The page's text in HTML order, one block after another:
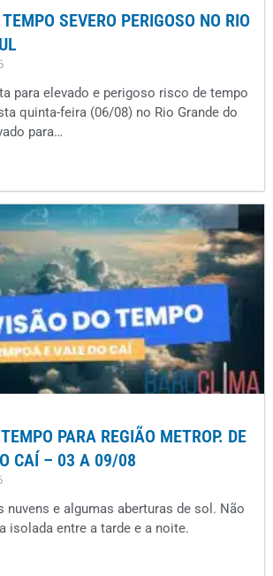
SEVERO PERIGOSO NO RIO
para elevado e perigoso risco de tempo
quinta-feira (06/08) no Rio Grande do
para…
PARA REGIÃO METROP. DE
CAÍ – 03 A 09/08
nuvens e algumas aberturas de sol. Não
isolada entre a tarde e a noite.